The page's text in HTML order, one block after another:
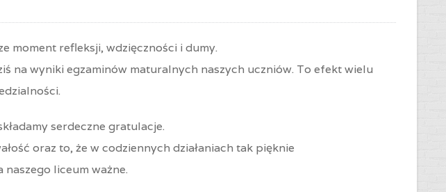
moment refleksji, wdzięczności i dumy.
na wyniki egzaminów maturalnych naszych uczniów. To efekt wielu
serdeczne gratulacje.
oraz to, że w codziennych działaniach tak pięknie
liceum ważne.